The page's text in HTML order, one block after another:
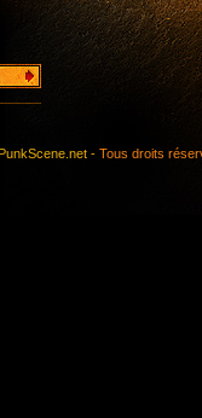
- Tous droits